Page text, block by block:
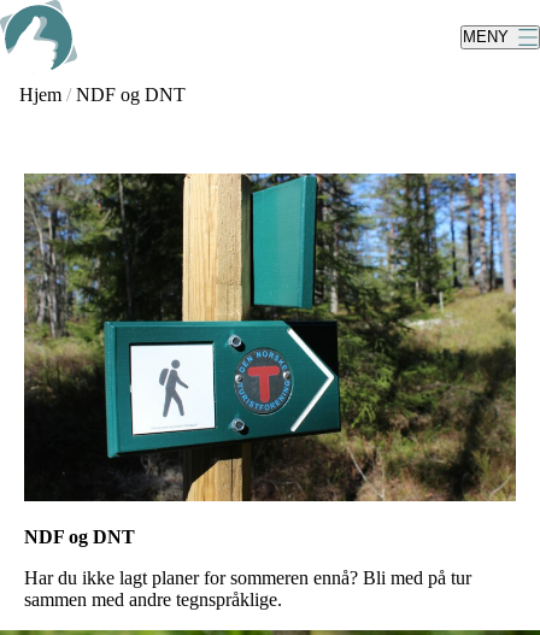
Skip
to
main
content
MENY
Hjem / NDF og DNT
NDF og DNT
Har du ikke lagt planer for sommeren ennå? Bli med på tur
sammen med andre tegnspråklige.